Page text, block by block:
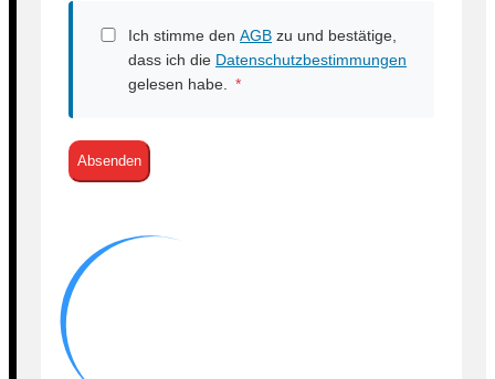
Ich stimme den AGB zu und bestätige,
dass ich die Datenschutzbestimmungen
gelesen habe.
*
Absenden